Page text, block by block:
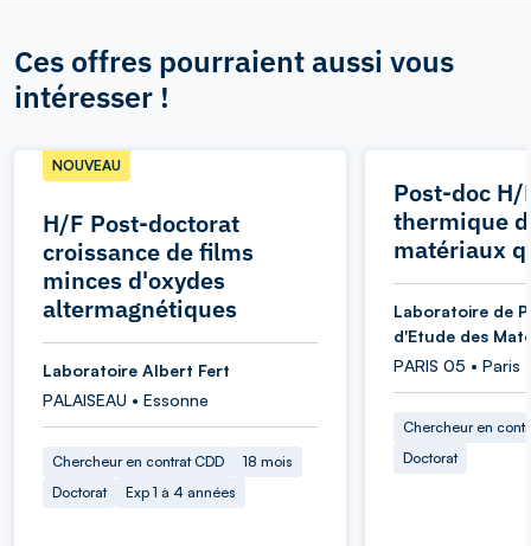
Ces offres pourraient aussi vous
intéresser !
H/F Post-doctorat
croissance de films
minces d'oxydes
altermagnétiques
NOUVEAU
Laboratoire Albert Fert
PALAISEAU • Essonne
Chercheur en contrat CDD
18 mois
Doctorat
Exp 1 à 4 années
Post-doc
thermique
matériaux
Laboratoire de
d'Etude des
PARIS 05 • Paris
Chercheur en
Doctorat